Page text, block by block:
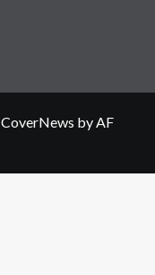
CoverNews by AF